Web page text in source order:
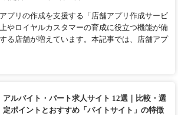
プリの作成を支援する「店舗アプリ作成サービ
やロイヤルカスタマーの育成に役立つ機能が備
る店舗が増えています。本記事では、店舗アプ
アルバイト・パート求人サイト 12選｜比較・選
定ポイントとおすすめ「バイトサイト」の特徴